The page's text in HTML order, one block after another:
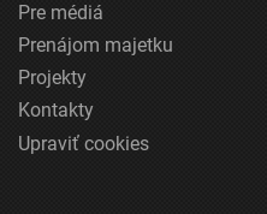
Pre médiá
Prenájom majetku
Projekty
Kontakty
Upraviť cookies